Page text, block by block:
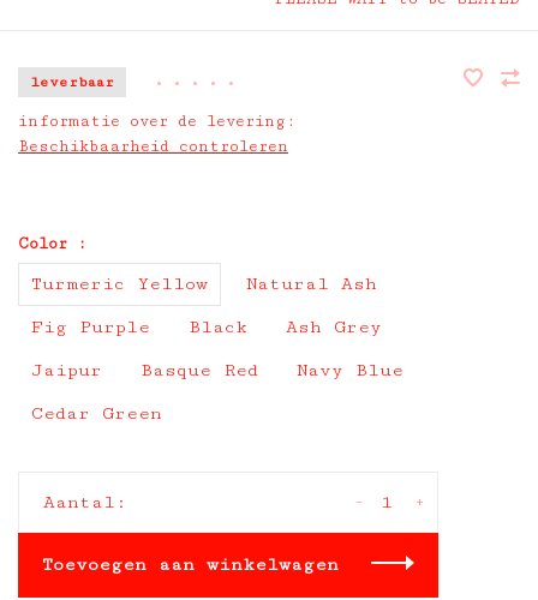
leverbaar • • • • •
informatie over de levering:
Beschikbaarheid controleren
Color :
Turmeric Yellow Natural Ash
Fig Purple Black Ash Grey
Jaipur Basque Red Navy Blue
Cedar Green
Aantal: +
-
Toevoegen aan winkelwagen